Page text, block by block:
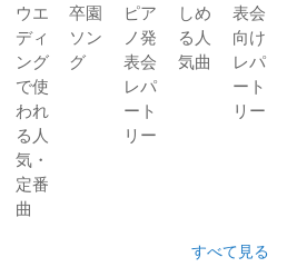
ウエ
ディ
ング
で使
われ
る人
気・
定番
曲
卒園
ソン
グ
ピア
ノ発
表会
レパ
ート
リー
しめ
る人
気曲
表会
向け
レパ
ート
リー
すべて見る